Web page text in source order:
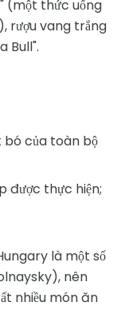
(một thức uống
rượu vang trắng
Bull".
bó của toàn bộ
được thực hiện;
là một số
nên
nhiều món ăn